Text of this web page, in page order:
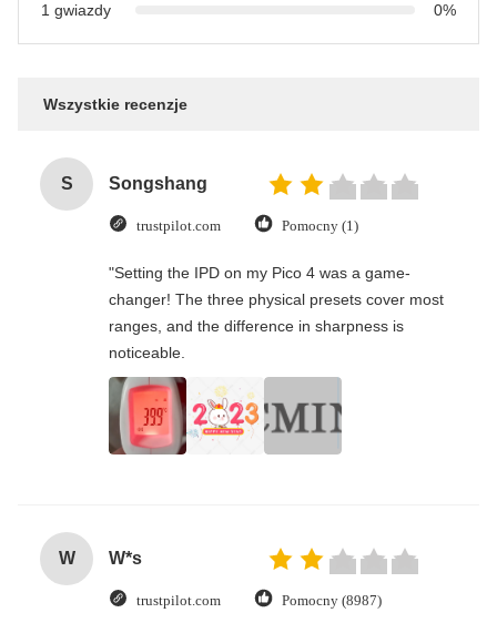
1 gwiazdy
0%
Wszystkie recenzje
S Songshang
trustpilot.com Pomocny (1)
"Setting the IPD on my Pico 4 was a game-
changer! The three physical presets cover most
ranges, and the difference in sharpness is
noticeable.
W W*s
trustpilot.com Pomocny (8987)